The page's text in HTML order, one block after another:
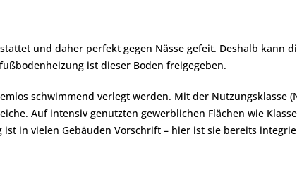
und daher perfekt gegen Nässe gefeit. Deshalb kann
ist dieser Boden freigegeben.
schwimmend verlegt werden. Mit der Nutzungsklasse
Auf intensiv genutzten gewerblichen Flächen wie
in vielen Gebäuden Vorschrift – hier ist sie bereits